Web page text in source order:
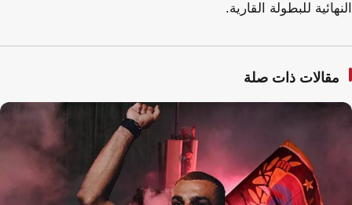
النهائية للبطولة القارية.
مقالات ذات صلة